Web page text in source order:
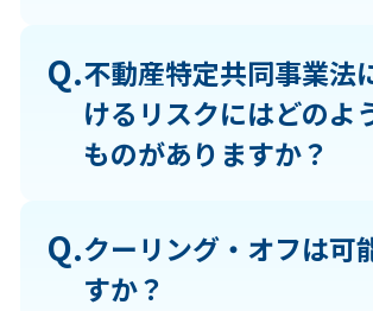
Q.不動産特定共同事業法
けるリスクにはどのよ
ものがありますか？
Q.クーリング・オフは可
すか？